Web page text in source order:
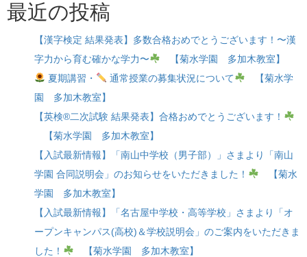
最近の投稿
【漢字検定 結果発表】多数合格おめでとうございます！〜漢
字力から育む確かな学力〜
【菊水学園 多加木教室】
夏期講習・
通常授業の募集状況について
【菊水学
園 多加木教室】
【英検®二次試験 結果発表】合格おめでとうございます！
【菊水学園 多加木教室】
【入試最新情報】「南山中学校（男子部）」さまより「南山
学園 合同説明会」のお知らせをいただきました！
【菊水
学園 多加木教室】
【入試最新情報】「名古屋中学校・高等学校」さまより「オ
ープンキャンパス(高校)＆学校説明会」のご案内をいただきま
した！
【菊水学園 多加木教室】